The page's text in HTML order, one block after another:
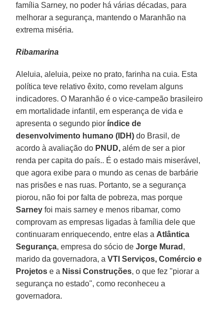
família Sarney, no poder há várias décadas, para
melhorar a segurança, mantendo o Maranhão na
extrema miséria.
Ribamarina
Aleluia, aleluia, peixe no prato, farinha na cuia. Esta
política teve relativo êxito, como revelam alguns
indicadores. O Maranhão é o vice-campeão brasileiro
em mortalidade infantil, em esperança de vida e
apresenta o segundo pior índice de
desenvolvimento humano (IDH) do Brasil, de
acordo à avaliação do PNUD, além de ser a pior
renda per capita do país.. É o estado mais miserável,
que agora exibe para o mundo as cenas de barbárie
nas prisões e nas ruas. Portanto, se a segurança
piorou, não foi por falta de pobreza, mas porque
Sarney foi mais sarney e menos ribamar, como
comprovam as empresas ligadas à família dele que
continuaram enriquecendo, entre elas a Atlântica
Segurança, empresa do sócio deJorge Murad ,
marido da governadora, aVTI Serviços, Comércio e
Projetos e a Nissi Construções, o que fez "piorar a
segurança no estado", como reconheceu a
governadora.